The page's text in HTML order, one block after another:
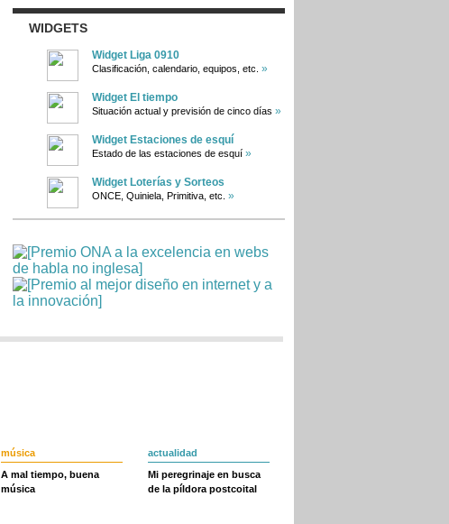
WIDGETS
Widget Liga 0910
Clasificación, calendario, equipos, etc. »
Widget El tiempo
Situación actual y previsión de cinco días »
Widget Estaciones de esquí
Estado de las estaciones de esquí »
Widget Loterías y Sorteos
ONCE, Quiniela, Primitiva, etc. »
música
A mal tiempo, buena
música
actualidad
Mi peregrinaje en busca
de la píldora postcoital